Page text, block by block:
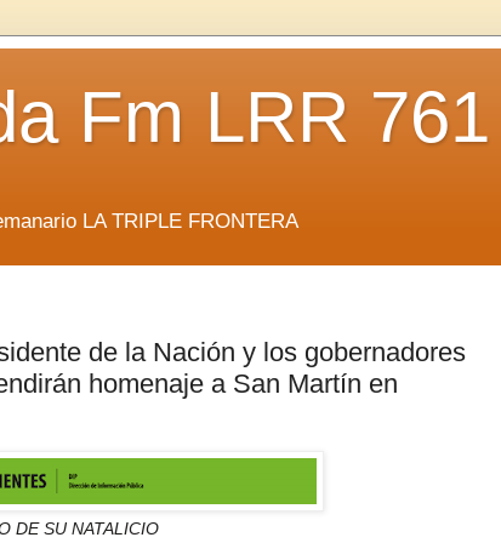
Fm LRR
LA TRIPLE FRONTERA
de la Nación y los gobernadores
homenaje a San Martín en
DE SU NATALICIO